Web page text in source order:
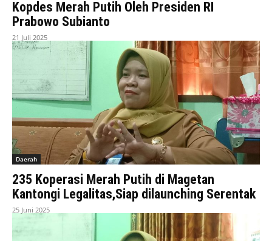
Kopdes Merah Putih Oleh Presiden RI
Prabowo Subianto
21 Juli 2025
Daerah
235 Koperasi Merah Putih di Magetan
Kantongi Legalitas,Siap dilaunching Serentak
25 Juni 2025